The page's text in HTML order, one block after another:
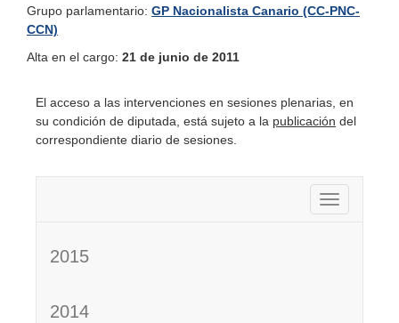
Grupo parlamentario: GP Nacionalista Canario (CC-PNC-
CCN)
Alta en el cargo: 21 de junio de 2011
El acceso a las intervenciones en sesiones plenarias, en
su condición de diputada, está sujeto a la publicación del
correspondiente diario de sesiones.
Activar
2015
2014